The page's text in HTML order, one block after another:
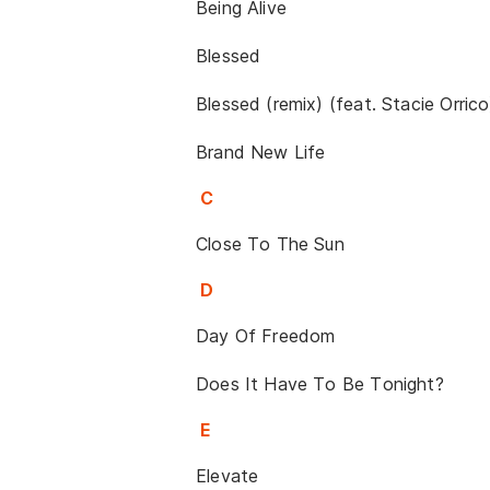
Being Alive
Blessed
Blessed (remix) (feat. Stacie
Brand New Life
C
Close To The Sun
D
Day Of Freedom
Does It Have To Be Tonight?
E
Elevate